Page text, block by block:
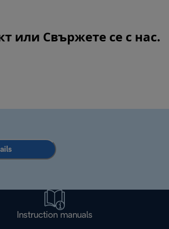
или Свържете се с нас.
Instruction manuals